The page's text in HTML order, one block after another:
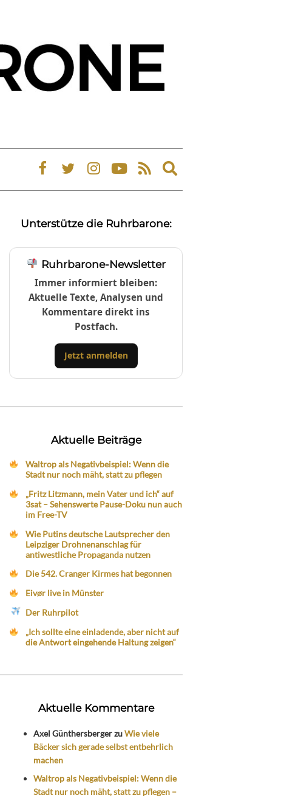
Expand
search
Unterstütze die Ruhrbarone:
Ruhrbarone-Newsletter
Immer informiert bleiben:
Aktuelle Texte, Analysen und
Kommentare direkt ins
Postfach.
Jetzt anmelden
Aktuelle Beiträge
Waltrop als Negativbeispiel: Wenn die
Stadt nur noch mäht, statt zu pflegen
„Fritz Litzmann, mein Vater und ich“ auf
3sat – Sehenswerte Pause-Doku nun auch
im Free-TV
Wie Putins deutsche Lautsprecher den
Leipziger Drohnenanschlag für
antiwestliche Propaganda nutzen
Die 542. Cranger Kirmes hat begonnen
Eivør live in Münster
Der Ruhrpilot
„Ich sollte eine einladende, aber nicht auf
die Antwort eingehende Haltung zeigen“
Aktuelle Kommentare
Axel GünthersbergerzuWie viele
Bäcker sich gerade selbst entbehrlich
machen
Waltrop als Negativbeispiel: Wenn die
Stadt nur noch mäht, statt zu pflegen –